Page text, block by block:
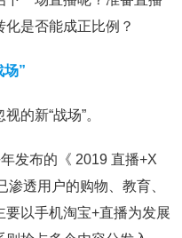
是否能成正比例？
场”
的新“战场”。
发布的《 2019 直播+X
渗透用户的购物、教育、
以手机淘宝+直播为发展